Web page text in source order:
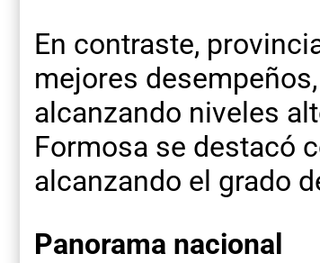
En contraste,
mejores
alcanzando niveles
Formosa se destacó
alcanzando el grado
Panorama nacional